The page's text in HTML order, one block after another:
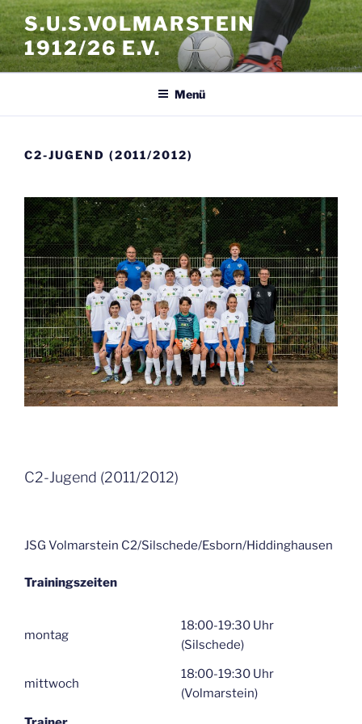
Zum
Inhalt
springen
S.U.S.VOLMARSTEIN
1912/26 E.V.
Menü
C2-JUGEND (2011/2012)
C2-Jugend (2011/2012)
JSG Volmarstein C2/Silschede/Esborn/Hiddinghausen
Trainingszeiten
montag
18:00-19:30 Uhr
(Silschede)
mittwoch
18:00-19:30 Uhr
(Volmarstein)